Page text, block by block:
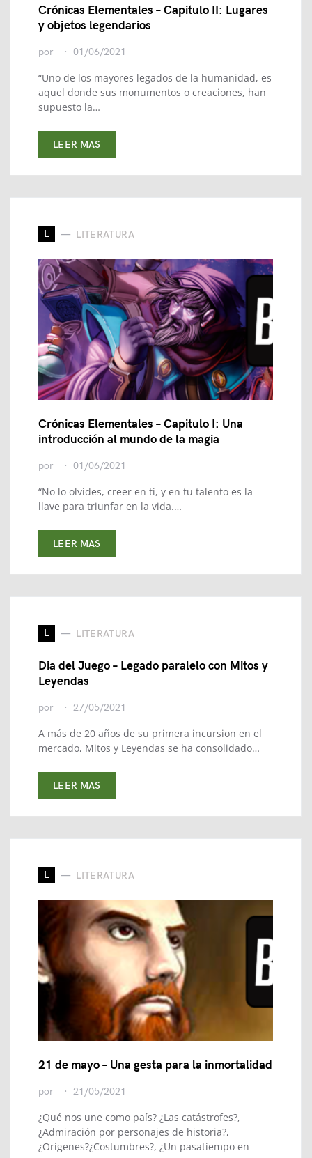
Crónicas Elementales – Capitulo II: Lugares
y objetos legendarios
por 01/06/2021
“Uno de los mayores legados de la humanidad, es
aquel donde sus monumentos o creaciones, han
supuesto la…
LEER MAS
L LITERATURA
Crónicas Elementales – Capitulo I: Una
introducción al mundo de la magia
por 01/06/2021
“No lo olvides, creer en ti, y en tu talento es la
llave para triunfar en la vida.…
LEER MAS
L LITERATURA
Dia del Juego – Legado paralelo con Mitos y
Leyendas
por 27/05/2021
A más de 20 años de su primera incursion en el
mercado, Mitos y Leyendas se ha consolidado…
LEER MAS
L LITERATURA
21 de mayo – Una gesta para la inmortalidad
por 21/05/2021
¿Qué nos une como país? ¿Las catástrofes?,
¿Admiración por personajes de historia?,
¿Orígenes?¿Costumbres?, ¿Un pasatiempo en